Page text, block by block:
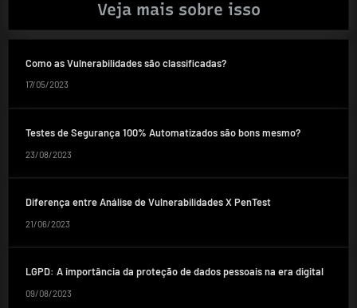
Veja mais sobre isso
Como as Vulnerabilidades são classificadas?
17/05/2023
Testes de Segurança 100% Automatizados são bons mesmo?
23/08/2023
Diferença entre Análise de Vulnerabilidades X PenTest
21/06/2023
LGPD: A importância da proteção de dados pessoais na era digital
09/08/2023